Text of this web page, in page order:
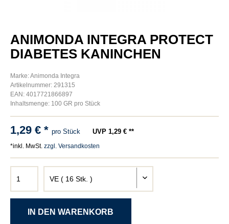
ANIMONDA INTEGRA PROTECT
DIABETES KANINCHEN
Marke: Animonda Integra
Artikelnummer: 291315
EAN: 4017721866897
Inhaltsmenge: 100 GR pro Stück
1,29 € * pro Stück UVP 1,29 € **
*inkl. MwSt. zzgl. Versandkosten